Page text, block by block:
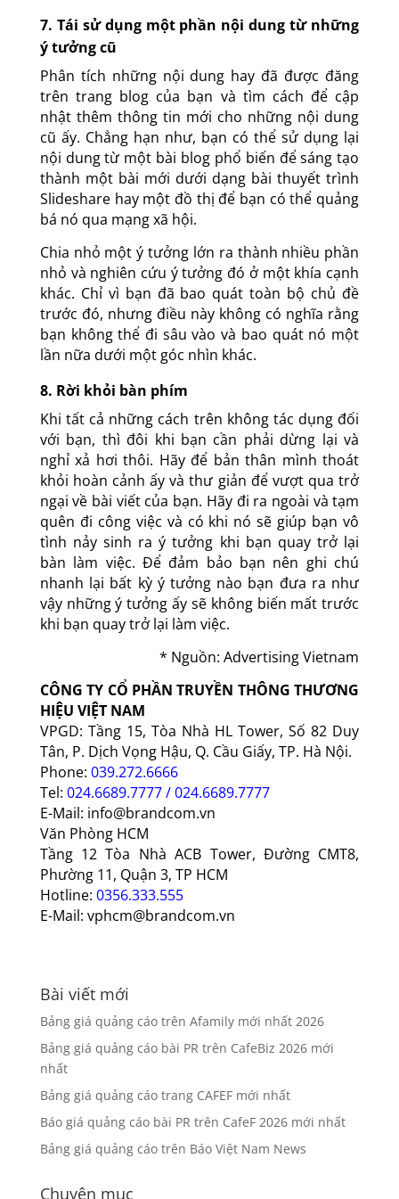
7. Tái sử dụng một phần nội dung từ những
ý tưởng cũ
Phân tích những nội dung hay đã được đăng
trên trang blog của bạn và tìm cách để cập
nhật thêm thông tin mới cho những nội dung
cũ ấy. Chẳng hạn như, bạn có thể sử dụng lại
nội dung từ một bài blog phổ biến để sáng tạo
thành một bài mới dưới dạng bài thuyết trình
Slideshare hay một đồ thị để bạn có thể quảng
bá nó qua mạng xã hội.
Chia nhỏ một ý tưởng lớn ra thành nhiều phần
nhỏ và nghiên cứu ý tưởng đó ở một khía cạnh
khác. Chỉ vì bạn đã bao quát toàn bộ chủ đề
trước đó, nhưng điều này không có nghĩa rằng
bạn không thể đi sâu vào và bao quát nó một
lần nữa dưới một góc nhìn khác.
8. Rời khỏi bàn phím
Khi tất cả những cách trên không tác dụng đối
với bạn, thì đôi khi bạn cần phải dừng lại và
nghỉ xả hơi thôi. Hãy để bản thân mình thoát
khỏi hoàn cảnh ấy và thư giản để vượt qua trở
ngại về bài viết của bạn. Hãy đi ra ngoài và tạm
quên đi công việc và có khi nó sẽ giúp bạn vô
tình nảy sinh ra ý tưởng khi bạn quay trở lại
bàn làm việc. Để đảm bảo bạn nên ghi chú
nhanh lại bất kỳ ý tưởng nào bạn đưa ra như
vậy những ý tưởng ấy sẽ không biến mất trước
khi bạn quay trở lại làm việc.
* Nguồn: Advertising Vietnam
CÔNG TY CỔ PHẦN TRUYỀN THÔNG THƯƠNG
HIỆU VIỆT NAM
VPGD: Tầng 15, Tòa Nhà HL Tower, Số 82 Duy
Tân, P. Dịch Vọng Hậu, Q. Cầu Giấy, TP. Hà Nội.
Phone: 039.272.6666
Tel: 024.6689.7777 / 024.6689.7777
E-Mail: info@brandcom.vn
Văn Phòng HCM
Tầng 12 Tòa Nhà ACB Tower, Đường CMT8,
Phường 11, Quận 3, TP HCM
Hotline: 0356.333.555
E-Mail: vphcm@brandcom.vn
Bài viết mới
Bảng giá quảng cáo trên Afamily mới nhất 2026
Bảng giá quảng cáo bài PR trên CafeBiz 2026 mới
nhất
Bảng giá quảng cáo trang CAFEF mới nhất
Báo giá quảng cáo bài PR trên CafeF 2026 mới nhất
Bảng giá quảng cáo trên Báo Việt Nam News
Chuyên mục